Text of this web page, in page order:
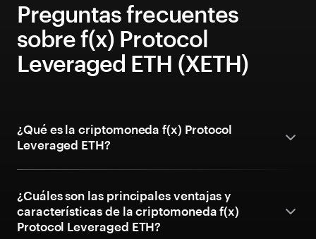
Preguntas frecuentes
sobre f(x) Protocol
Leveraged ETH (XETH)
¿Qué es la criptomoneda f(x) Protocol
Leveraged ETH?
¿Cuáles son las principales ventajas y
características de la criptomoneda f(x)
Protocol Leveraged ETH?